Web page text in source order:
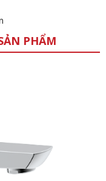
PHẨM